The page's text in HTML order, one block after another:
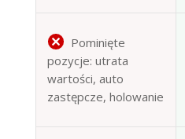
Pominięte
pozycje: utrata
wartości, auto
zastępcze, holowanie